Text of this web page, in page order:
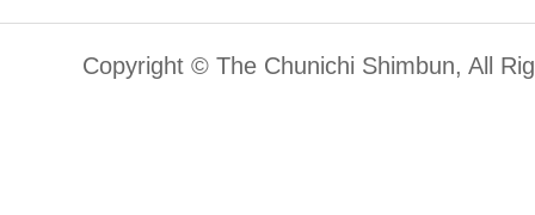
Copyright © The Chunichi Shimbun, All